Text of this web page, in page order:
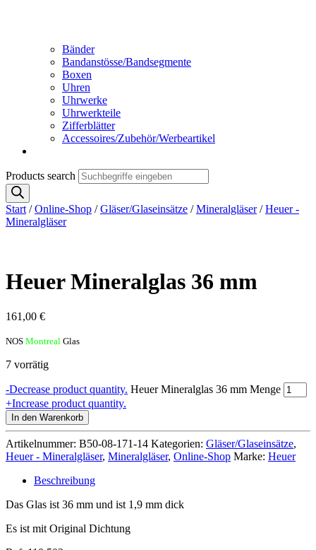
Bänder
Bandanstösse/Bandsegmente
Boxen
Uhren
Uhrwerke
Uhrwerkteile
Zifferblätter
Accessoires/Zubehör/Werbeartikel
Products search
Start /Online-Shop /Gläser/Glaseinsätze /Mineralgläser/Heuer -
Mineralgläser
Heuer Mineralglas 36 mm
161,00 €
NOS Montreal Glas
7 vorrätig
-Decrease product quantity. Heuer Mineralglas 36 mm Menge
+Increase product quantity.
In den Warenkorb
Artikelnummer: B50-08-171-14 Kategorien: Gläser/Glaseinsätze,
Heuer - Mineralgläser, Mineralgläser, Online-Shop Marke: Heuer
Beschreibung
Das Glas ist 36 mm und ist 1,9 mm dick
Es ist mit Original Dichtung